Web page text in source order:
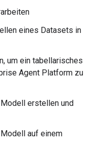
eines Datasets in
um ein tabellarisches
Agent Platform zu
erstellen und
auf einem